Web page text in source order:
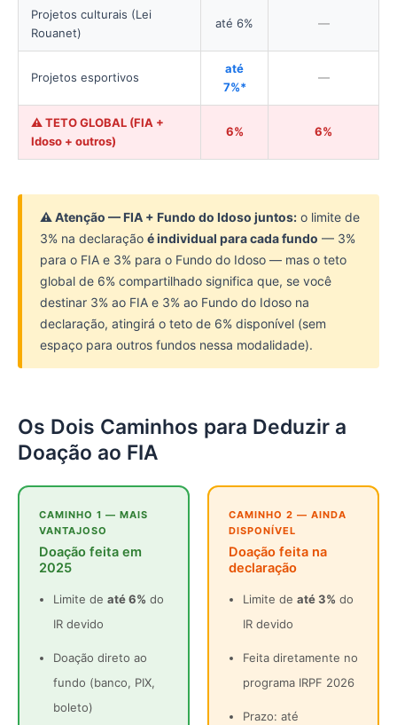
Projetos culturais (Lei
Rouanet)
até 6% —
Projetos esportivos
até
7%*
—
⚠️ TETO GLOBAL (FIA +
Idoso + outros)
6% 6%
⚠️ Atenção — FIA + Fundo do Idoso juntos: o limite de
3% na declaração é individual para cada fundo — 3%
para o FIA e 3% para o Fundo do Idoso — mas o teto
global de 6% compartilhado significa que, se você
destinar 3% ao FIA e 3% ao Fundo do Idoso na
declaração, atingirá o teto de 6% disponível (sem
espaço para outros fundos nessa modalidade).
Os Dois Caminhos para Deduzir a
Doação ao FIA
CAMINHO 1 — MAIS
VANTAJOSO
Doação feita em
2025
Limite de até 6% do
IR devido
Doação direto ao
fundo (banco, PIX,
boleto)
CAMINHO 2 — AINDA
DISPONÍVEL
Doação feita na
declaração
Limite de até 3% do
IR devido
Feita diretamente no
programa IRPF 2026
Prazo: até